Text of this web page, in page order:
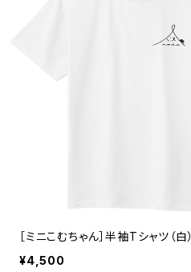
［ミニこむちゃん］半袖Tシャツ（白）
¥4,500